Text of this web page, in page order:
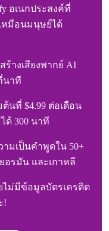
อเนกประสงค์ที่
หมือนมนุษย์ได้
ร้างเสียงพากย์ AI
นาที
ต้นที่ $4.99 ต่อเดือน
ด้ 300 นาที
มเป็นคําพูดใน 50+
อรมัน และเกาหลี
ไม่มีข้อมูลบัตรเครดิต
!